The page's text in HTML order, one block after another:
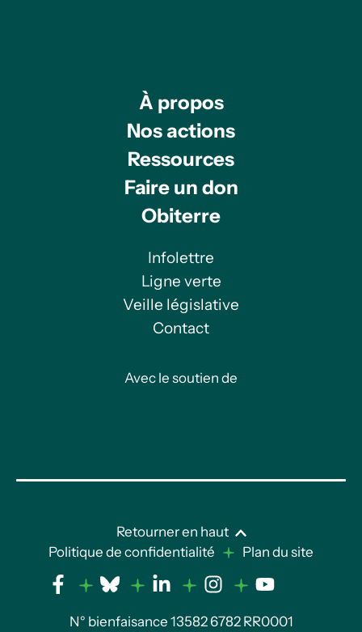
À propos
Nos actions
Ressources
Faire un don
Obiterre
Infolettre
Ligne verte
Veille législative
Contact
Avec le soutien de
N° bienfaisance 13582 6782 RR0001
Retourner en haut
Politique de confidentialité
Plan du site